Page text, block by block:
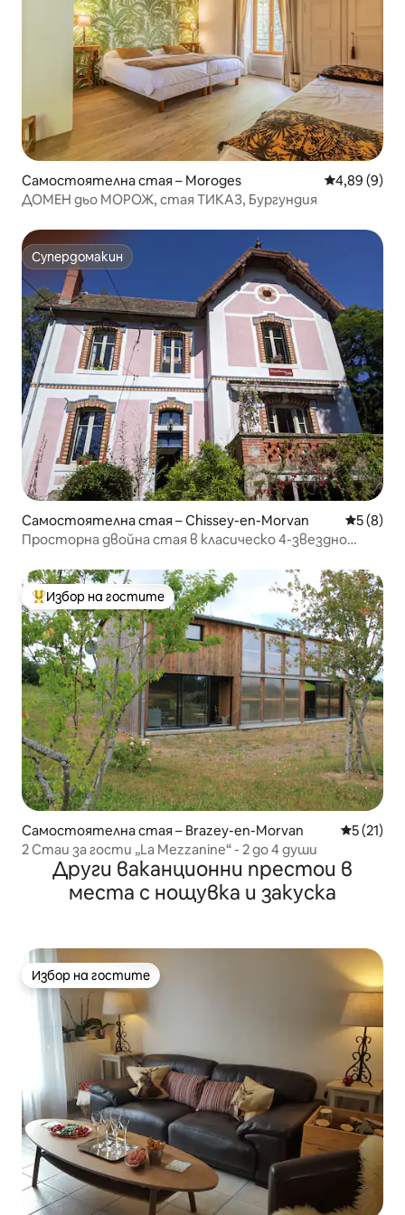
Самостоятелна стая – Moroges Средна
4,89 (9)
ДОМЕН дьо МОРОЖ, стая ТИКАЗ, Бургундия
Супердомакин
Супердомакин
Самостоятелна стая – Chissey-en-Morvan Средна
5 (8)
Просторна двойна стая в класическо 4-звездно
Най-популярен избор на гостите
Избор на гостите
Самостоятелна стая – Brazey-en-Morvan Средна
5 (21)
2 Стаи за гости „La Mezzanine“ - 2 до 4 души
Други ваканционни престои в
места с нощувка и закуска
Избор на гостите
Избор на гостите